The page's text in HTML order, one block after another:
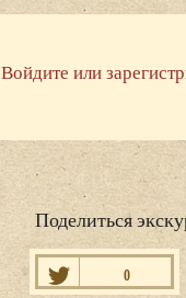
Войдите или
Поделиться
0